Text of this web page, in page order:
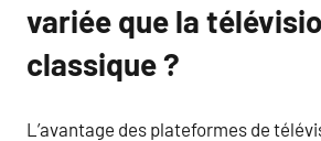
variée que la
classique ?
L’avantage des plateformes de